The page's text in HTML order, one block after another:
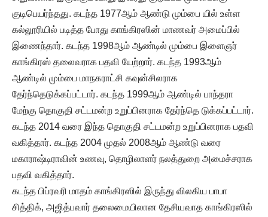
குடிபெயர்ந்தது. கடந்த 1977ஆம் ஆண்டு மும்பை யில் உள்ள
கல்லூரியில் படித்த போது காங்கிரஸின் மாணவர் அமைப்பில்
இணைந்தார். கடந்த 1998ஆம் ஆண்டில் மும்பை இளைஞர்
காங்கிரஸ் தலைவராக பதவி யேற்றார். கடந்த 1993ஆம்
ஆண்டில் மும்பை மாநகராட்சி கவுன்சிலராக
தேர்ந்தெடுக்கப்பட்டார். கடந்த 1999ஆம் ஆண்டில் பாந்தரா
மேற்கு தொகுதி சட்டமன்ற உறுப்பினராக தேர்ந்தெ டுக்கப்பட்டார்.
கடந்த 2014 வரை இந்த தொகுதி சட்டமன்ற உறுப்பினராக பதவி
வகித்தார். கடந்த 2004 முதல் 2008ஆம் ஆண்டு வரை
மகாராஷ்டிராவின் உணவு, தொழிலாளர் நலத்துறை அமைச்சராக
பதவி வகித்தார்.
கடந்த பிப்ரவரி மாதம் காங்கிரஸில் இருந்து விலகிய பாபா
சித்திக், அஜித்பவார் தலைமையிலான தேசியவாத காங்கிரஸில்